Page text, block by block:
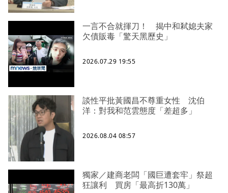
一言不合就揮刀！ 揭中和弒媳夫家
欠債販毒「驚天黑歷史」
2026.07.29 19:55
談性平批黃國昌不尊重女性 沈伯
洋：對我和范雲態度「差超多」
2026.08.04 08:57
獨家／建商老闆「國巨遭套牢」祭超
狂讓利 買房「最高折130萬」